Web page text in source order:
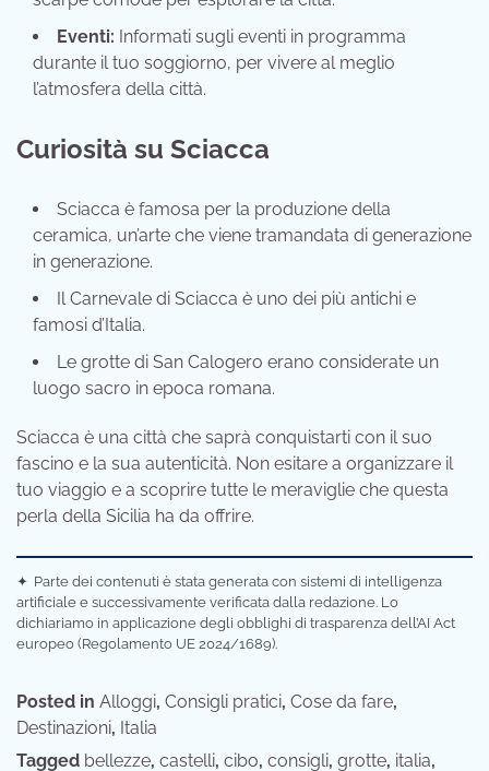
Eventi: Informati sugli eventi in programma
durante il tuo soggiorno, per vivere al meglio
l’atmosfera della città.
Curiosità su Sciacca
Sciacca è famosa per la produzione della
ceramica, un’arte che viene tramandata di generazione
in generazione.
Il Carnevale di Sciacca è uno dei più antichi e
famosi d’Italia.
Le grotte di San Calogero erano considerate un
luogo sacro in epoca romana.
Sciacca è una città che saprà conquistarti con il suo
fascino e la sua autenticità. Non esitare a organizzare il
tuo viaggio e a scoprire tutte le meraviglie che questa
perla della Sicilia ha da offrire.
✦ Parte dei contenuti è stata generata con sistemi di intelligenza
artificiale e successivamente verificata dalla redazione. Lo
dichiariamo in applicazione degli obblighi di trasparenza dell’AI Act
europeo (Regolamento UE 2024/1689).
Posted in Alloggi, Consigli pratici, Cose da fare,
Destinazioni, Italia
Tagged bellezze, castelli, cibo, consigli, grotte, italia,